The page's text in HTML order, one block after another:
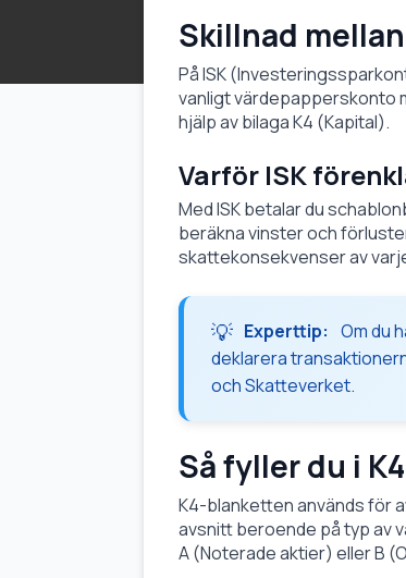
Skillnad
På ISK
vanligt värdepapperskonto
hjälp av bilaga K4 (Kapital).
Varför ISK
Med ISK betalar du
beräkna vinster och
skattekonsekvenser av
Experttip: Om du
deklarera
och Skatteverket.
Så fyller du i
K4-blanketten används för
avsnitt beroende på typ av
A (Noterade aktier) eller B